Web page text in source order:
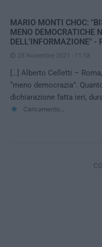
MARIO MONTI CHOC:
MENO DEMOCRATICHE
DELL'INFORMAZIONE" -
28 Novembre 2021 - 11:58
[…] Alberto Celletti –
“meno democrazia”.
dichiarazione fatta ieri,
Caricamento...